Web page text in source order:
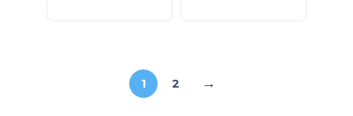
1 2 →